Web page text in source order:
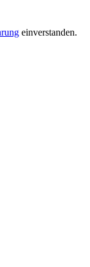
einverstanden.